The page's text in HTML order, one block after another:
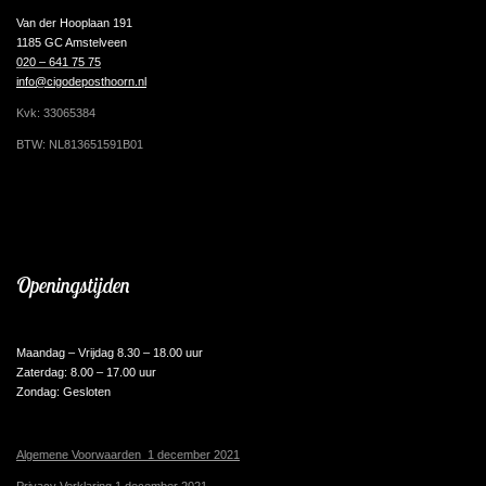
Van der Hooplaan 191
1185 GC Amstelveen
020 – 641 75 75
info@cigodeposthoorn.nl
Kvk: 33065384
BTW: NL813651591B01
Openingstijden
Maandag – Vrijdag 8.30 – 18.00 uur
Zaterdag: 8.00 – 17.00 uur
Zondag: Gesloten
Algemene Voorwaarden 1 december 2021